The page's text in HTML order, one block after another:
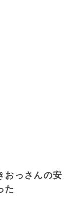
おっさんの安
た